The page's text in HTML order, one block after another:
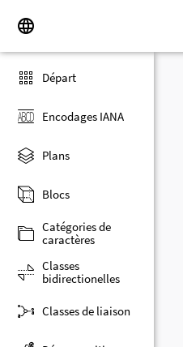
Départ
Encodages IANA
Plans
Blocs
Catégories de
caractères
Classes
bidirectionelles
Classes de liaison